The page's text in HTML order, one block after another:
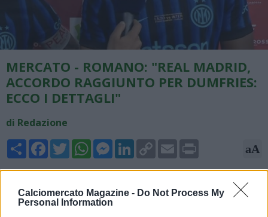
Calciomercato Magazine - Do Not Process My
Personal Information
MERCATO - ROMANO: "REAL MADRID,
ACCORDO RAGGIUNTO PER DUMFRIES:
ECCO I DETTAGLI"
di Redazione
Share FacebookTwitterWhatsAppMessengerLinkedInCopy
Link
Email aA
Fabrizio Romano, esperto di mercato, rivela su X: "Denzel